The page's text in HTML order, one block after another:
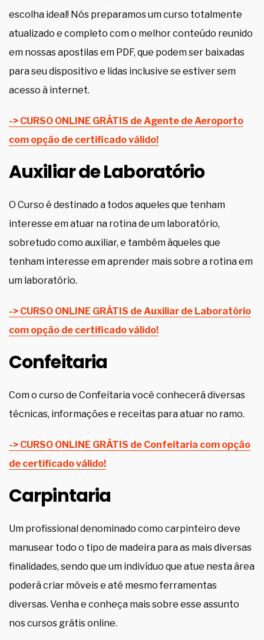
escolha ideal! Nós preparamos um curso totalmente
atualizado e completo com o melhor conteúdo reunido
em nossas apostilas em PDF, que podem ser baixadas
para seu dispositivo e lidas inclusive se estiver sem
acesso à internet.
-> CURSO ONLINE GRÁTIS de Agente de Aeroporto
com opção de certificado válido!
Auxiliar de Laboratório
O Curso é destinado a todos aqueles que tenham
interesse em atuar na rotina de um laboratório,
sobretudo como auxiliar, e também àqueles que
tenham interesse em aprender mais sobre a rotina em
um laboratório.
-> CURSO ONLINE GRÁTIS de Auxiliar de Laboratório
com opção de certificado válido!
Confeitaria
Com o curso de Confeitaria você conhecerá diversas
técnicas, informações e receitas para atuar no ramo.
-> CURSO ONLINE GRÁTIS de Confeitaria com opção
de certificado válido!
Carpintaria
Um profissional denominado como carpinteiro deve
manusear todo o tipo de madeira para as mais diversas
finalidades, sendo que um indivíduo que atue nesta área
poderá criar móveis e até mesmo ferramentas
diversas. Venha e conheça mais sobre esse assunto
nos cursos grátis online.